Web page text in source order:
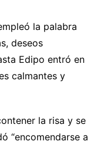
la palabra
deseos
Edipo entró en
calmantes y
la risa y se
“encomendarse a